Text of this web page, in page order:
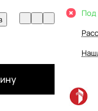
Под